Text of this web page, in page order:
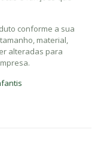
conforme a sua
material,
alteradas para